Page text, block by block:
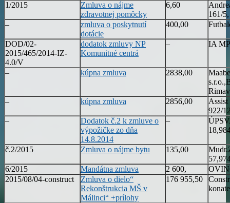
1/2015
Zmluva o nájme
zdravotnej pomôcky
6,60
161/
–
zmluva o poskytnutí
dotácie
400,00
DOD/02-
2015/465/2014-IZ-
4.0/V
dodatok zmluvy NP
Komunitné centrá
– IA
– kúpna zmluva 2838,00
–
kúpna zmluva 2856,00
Assist
922/
–
Dodatok č.2 k zmluve o
výpožičke zo dňa
14.8.2014
–
č.2/2015 Zmluva o nájme bytu 135,00
6/2015
Mandátna zmluva 2 600,
2015/08/04-construct
Zmluva o dielo“
Rekonštrukcia MŠ v
Málinci“ +prílohy
176 955,50